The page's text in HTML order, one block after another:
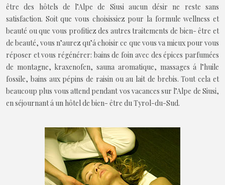
être des hôtels de l’Alpe de Siusi aucun désir ne reste sans
satisfaction. Soit que vous choisissiez pour la formule wellness et
beauté ou que vous profitiez des autres traitements de bien- être et
de beauté, vous n’aurez qu’á choisir ce que vous va mieux pour vous
réposer et vous régénérer: bains de foin avec des épices parfumées
de montagne, kraxenofen, sauna aromatique, massages á l’huile
fossile, bains aux pépins de raisin ou au lait de brebis. Tout cela et
beaucoup plus vous attend pendant vos vacances sur l’Alpe de Siusi,
en séjournant á un hôtel de bien- être du Tyrol-du-Sud.